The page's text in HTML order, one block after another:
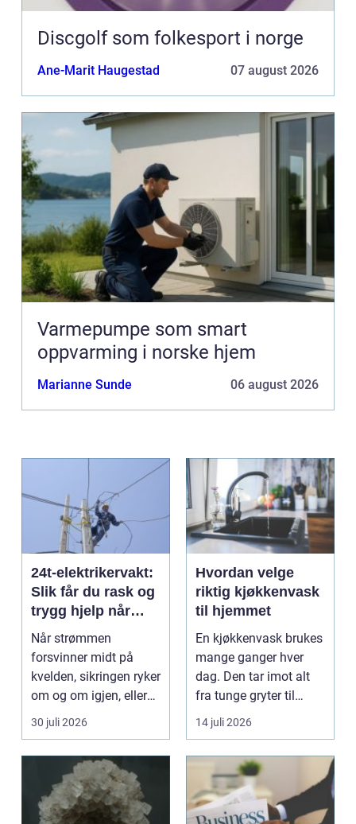
Discgolf som folkesport i norge
Ane-Marit Haugestad 07 august 2026
Varmepumpe som smart
oppvarming i norske hjem
Marianne Sunde 06 august 2026
24t-elektrikervakt:
Slik får du rask og
trygg hjelp når
strømmen svikter
Når strømmen
forsvinner midt på
kvelden, sikringen ryker
om og om igjen, eller
de...
30 juli 2026
Hvordan velge
riktig kjøkkenvask
til hjemmet
En kjøkkenvask brukes
mange ganger hver
dag. Den tar imot alt
fra tunge gryter til
skarpe kniver og ...
14 juli 2026